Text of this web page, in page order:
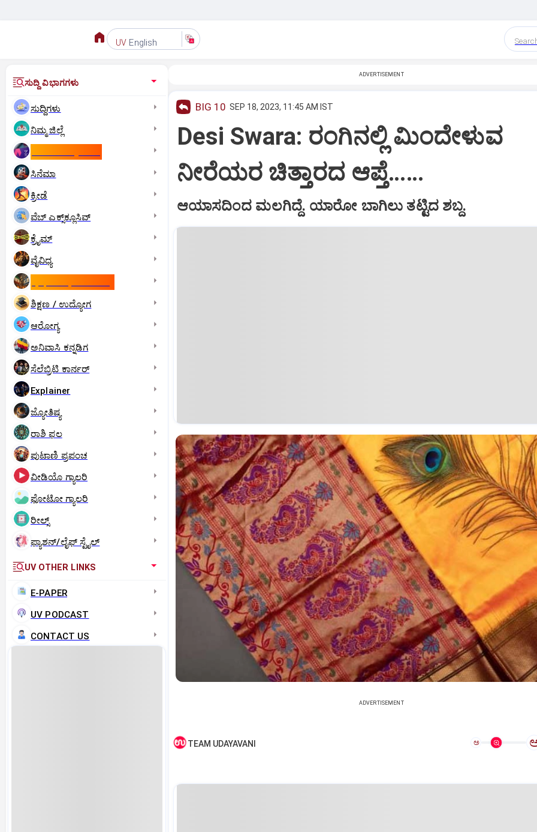
UV English
ಸುದ್ದಿ ವಿಭಾಗಗಳು
ಸುದ್ದಿಗಳು
ನಿಮ್ಮ ಜಿಲ್ಲೆ
ಸಿನೆಮಾ
ಕ್ರೀಡೆ
ವೆಬ್ ಎಕ್ಸ್‌ಕ್ಲೂಸಿವ್
ಕ್ರೈಮ್
ವೈವಿಧ್ಯ
ಶಿಕ್ಷಣ / ಉದ್ಯೋಗ
ಆರೋಗ್ಯ
ಅನಿವಾಸಿ ಕನ್ನಡಿಗ
ಸೆಲೆಬ್ರಿಟಿ ಕಾರ್ನರ್‌
Explainer
ಜ್ಯೋತಿಷ್ಯ
ರಾಶಿ ಫಲ
ಪುಟಾಣಿ ಪ್ರಪಂಚ
ವೀಡಿಯೊ ಗ್ಯಾಲರಿ
ಫೋಟೋ ಗ್ಯಾಲರಿ
ರೀಲ್ಸ್
ಫ್ಯಾಶನ್/ಲೈಫ್‌ ಸ್ಟೈಲ್
UV OTHER LINKS
E-PAPER
UV PODCAST
CONTACT US
ADVERTISEMENT
BIG 10 SEP 18, 2023, 11:45 AM IST
Desi Swara: ರಂಗಿನಲ್ಲಿ ಮಿಂದೇಳುವ
ನೀರೆಯರ ಚಿತ್ತಾರದ ಆಪ್ತೆ……
ಆಯಾಸದಿಂದ ಮಲಗಿದ್ದೆ. ಯಾರೋ ಬಾಗಿಲು ತಟ್ಟಿದ ಶಬ್ದ.
ADVERTISEMENT
TEAM UDAYAVANI ಅ